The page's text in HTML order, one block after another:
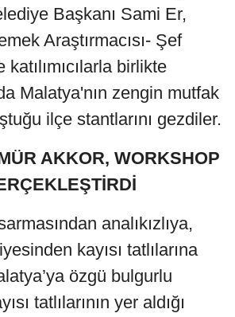
Başkanı Sami Er,
Araştırmacısı- Şef
birlikte
Malatya'nın zengin mutfak
ilçe stantlarını gezdiler.
AKKOR, WORKSHOP
analıkızlıya,
kayısı tatlılarına
özgü bulgurlu
tatlılarının yer aldığı